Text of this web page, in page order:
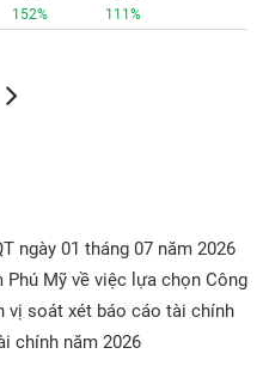
152% 111%
ngày 01 tháng 07 năm 2026
Mỹ về việc lựa chọn Công
vị soát xét báo cáo tài chính
chính năm 2026